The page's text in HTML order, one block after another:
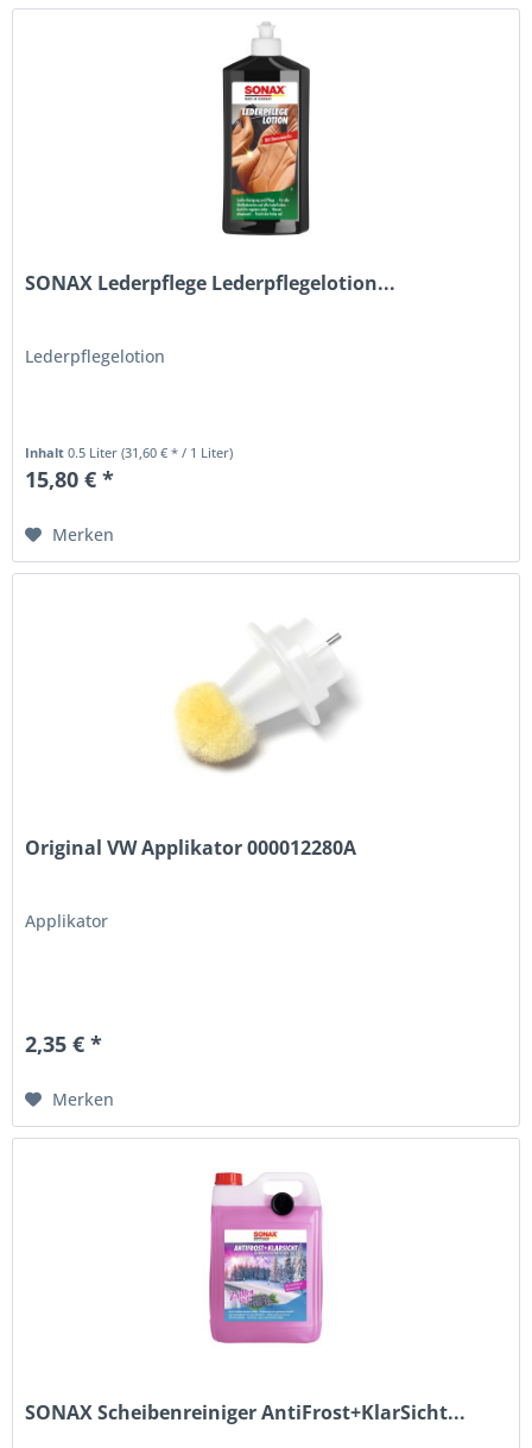
SONAX Lederpflege Lederpflegelotion...
Lederpflegelotion
Inhalt0.5 Liter(31,60 € * / 1 Liter)
15,80 € *
Merken
Original VW Applikator 000012280A
Applikator
2,35 € *
Merken
SONAX Scheibenreiniger AntiFrost+KlarSicht...